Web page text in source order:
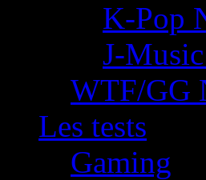
K-Pop
J-
WTF/GG
Les tests
Gaming